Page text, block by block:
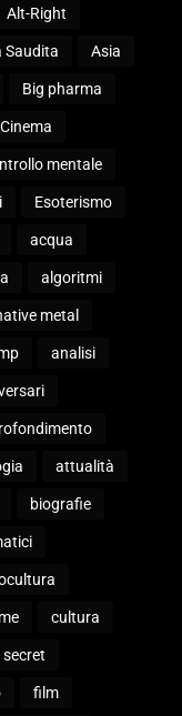
Alt-Right
Saudita Asia
Big pharma
Cinema
mentale
Esoterismo
acqua
algoritmi
metal
analisi
attualità
biografie
cultura
film